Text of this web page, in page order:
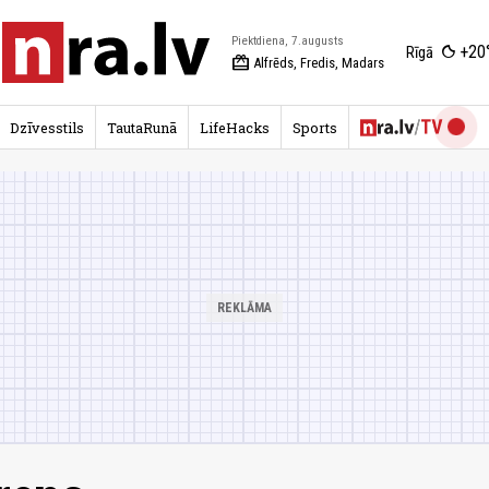
Piektdiena, 7.augusts
redeem Alfrēds, Fredis, Madars
Rīgā
Dzīvesstils TautaRunā LifeHacks Sports